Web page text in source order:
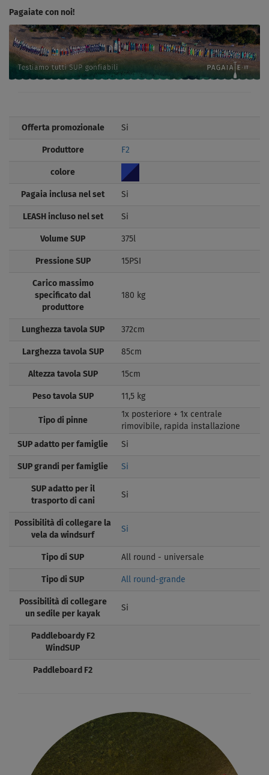
Pagaiate con noi!
Offerta promozionale Si
Produttore F2
colore
Pagaia inclusa nel set Si
LEASH incluso nel set Si
Volume SUP 375l
Pressione SUP 15PSI
Carico massimo
specificato dal
produttore
180 kg
Lunghezza tavola SUP 372cm
Larghezza tavola SUP 85cm
Altezza tavola SUP 15cm
Peso tavola SUP 11,5 kg
Tipo di pinne
1x posteriore + 1x centrale
rimovibile, rapida installazione
SUP adatto per famiglie Si
SUP grandi per famiglie Si
SUP adatto per il
trasporto di cani
Si
Possibilità di collegare la
vela da windsurf
Si
Tipo di SUP All round - universale
Tipo di SUP All round-grande
Possibilità di collegare
un sedile per kayak
Si
Paddleboardy F2
WindSUP
Paddleboard F2